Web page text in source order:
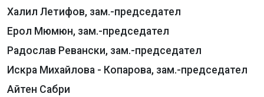
Халил Летифов, зам.-председател
Ерол Мюмюн, зам.-председател
Радослав Ревански, зам.-председател
Искра Михайлова - Копарова, зам.-председател
Айтен Сабри